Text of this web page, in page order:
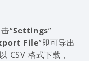
“Settings”
File”即可导出
CSV 格式下载，